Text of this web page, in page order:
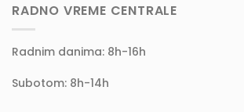
RADNO VREME CENTRALE
Radnim danima: 8h-16h
Subotom: 8h-14h